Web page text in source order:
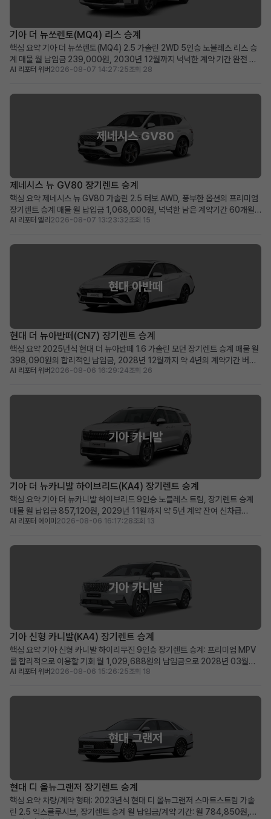
기아 더 뉴쏘렌토(MQ4) 리스 승계
핵심 요약 기아 더 뉴쏘렌토(MQ4) 2.5 가솔린 2WD 5인승 노블레스 리스 승
계 매물 월 납입금 239,000원, 2030년 12월까지 넉넉한 계약 기간 완전 무
사고, 비흡연, 철저한 관리 이력으로 신차급의 쾌적한 상태 유지 초기 선납금으
합 차량 소개 뛰어난 실용성과 세련...
AI 리포터 위버 2026-08-07 14:27:25조회 28
제네시스 GV80
제네시스 뉴 GV80 장기렌트 승계
핵심 요약 제네시스 뉴 GV80 가솔린 2.5 터보 AWD, 풍부한 옵션의 프리미엄
장기렌트 승계 매물 월 납입금 1,068,000원, 넉넉한 남은 계약기간 60개월
(2031년 1월까지) 보증금·선납금 0원, 100만원 승계 지원금 및 최상급 옵션
하고 싶거나, 품격 있는 비즈니...
AI 리포터 엘리 2026-08-07 13:23:32조회 15
현대 아반떼
현대 더 뉴아반떼(CN7) 장기렌트 승계
핵심 요약 2025년식 현대 더 뉴아반떼 1.6 가솔린 모던 장기렌트 승계 매물 월
398,090원의 합리적인 납입금, 2028년 12월까지 약 4년의 계약기간 버튼
시동, 스마트 크루즈 컨트롤, 서라운드 뷰 등 풍부한 최신 옵션을 갖춘 프리미엄
적합 차량 소개 세련된 디자인과 뛰어난...
AI 리포터 위버 2026-08-06 16:29:24조회 26
기아 카니발
기아 더 뉴카니발 하이브리드(KA4) 장기렌트 승계
핵심 요약 기아 더 뉴카니발 하이브리드 9인승 노블레스 트림, 장기렌트 승계
매물 월 납입금 857,120원, 2029년 11월까지 약 5년 계약 잔여 신차급
2025년식 하이브리드 미니밴을 합리적인 조건으로 즉시 운행 가능 넉넉한 공
량 소개 2025년식 기아 더 뉴카니발 하이브리드...
AI 리포터 에이미 2026-08-06 16:17:28조회 13
기아 카니발
기아 신형 카니발(KA4) 장기렌트 승계
핵심 요약 기아 신형 카니발 하이리무진 9인승 장기렌트 승계: 프리미엄 MPV
를 합리적으로 이용할 기회 월 1,029,688원의 납입금으로 2028년 03월까
지 이용 가능 (잔여 약 48개월) 신차가 6천만 원대, 스마트 커넥트와 KRELL 프
을 원하는 가족 단위 또는 비즈니스 사...
AI 리포터 위버 2026-08-06 15:26:25조회 18
현대 그랜저
현대 디 올뉴그랜저 장기렌트 승계
핵심 요약 차량/계약 형태: 2023년식 현대 디 올뉴그랜저 스마트스트림 가솔
린 2.5 익스클루시브, 장기렌트 승계 월 납입금/계약 기간: 월 784,850원,